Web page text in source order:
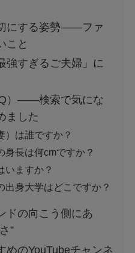
にする姿勢——ファ
こと
すぎるご夫婦」に
）——検索で気にな
ました
）は誰ですか？
身長は何cmですか？
いますか？
出身大学はどこですか？
の向こう側にあ
”
めのYouTubeチャンネ